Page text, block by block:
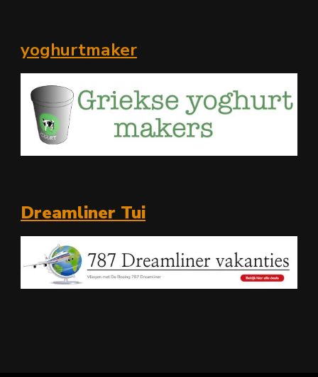
yoghurtmaker
Dreamliner Tui